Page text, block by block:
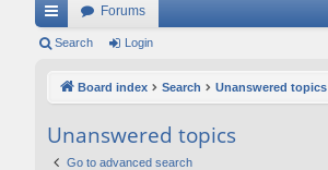
ui
ks
Forums
Search Login
Board index Search Unanswered topics
Unanswered topics
Go to advanced search